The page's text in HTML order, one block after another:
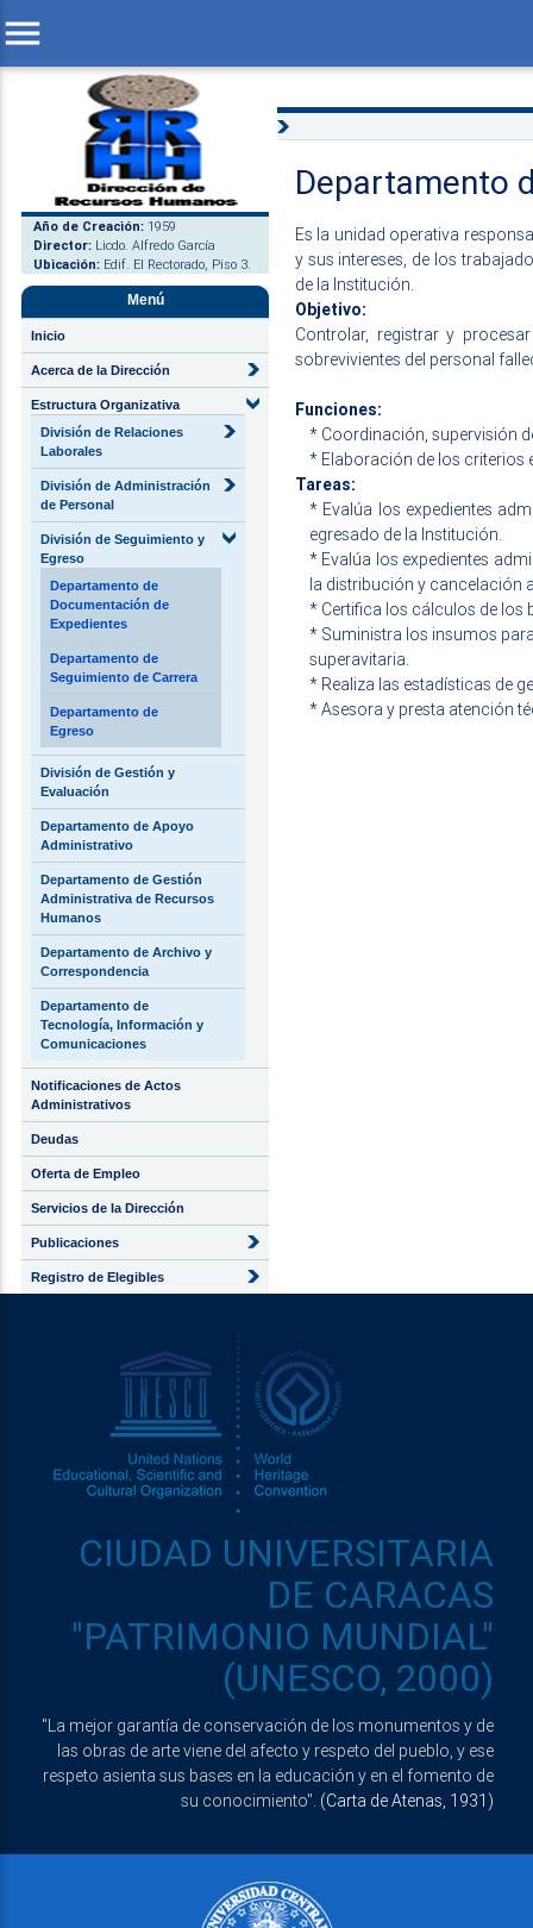
menu
Año de Creación: 1959
Director: Licdo. Alfredo García
Ubicación: Edif. El Rectorado, Piso 3.
Menú
Inicio
Acerca de la Dirección
Estructura Organizativa
División de Relaciones
Laborales
División de Administración
de Personal
División de Seguimiento y
Egreso
Departamento de
Documentación de
Expedientes
Departamento de
Seguimiento de Carrera
Departamento de
Egreso
División de Gestión y
Evaluación
Departamento de Apoyo
Administrativo
Departamento de Gestión
Administrativa de Recursos
Humanos
Departamento de Archivo y
Correspondencia
Departamento de
Tecnología, Información y
Comunicaciones
Notificaciones de Actos
Administrativos
Deudas
Oferta de Empleo
Servicios de la Dirección
Publicaciones
Registro de Elegibles
Departamento
Es la unidad operativa
y sus intereses, de los
de la Institución.
Objetivo:
Controlar, registrar y
sobrevivientes del personal
Funciones:
* Coordinación, supervisión
* Elaboración de los criterios
Tareas:
* Evalúa los expedientes
egresado de la Institución.
* Evalúa los expedientes
la distribución y cancelación
* Certifica los cálculos de los
* Suministra los insumos
superavitaria.
* Realiza las estadísticas de
* Asesora y presta atención
CIUDAD UNIVERSITARIA
DE CARACAS
"PATRIMONIO MUNDIAL"
(UNESCO, 2000)
"La mejor garantía de conservación de los monumentos y de
las obras de arte viene del afecto y respeto del pueblo, y ese
respeto asienta sus bases en la educación y en el fomento de
su conocimiento". (Carta de Atenas, 1931)